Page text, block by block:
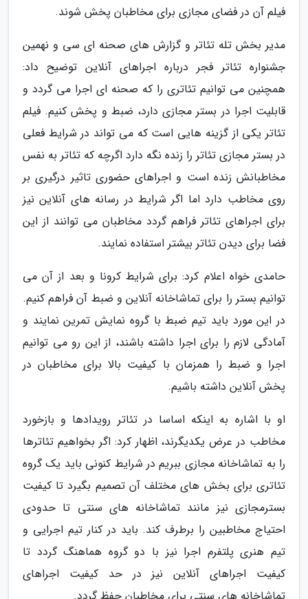
فیلم آن در فضای مجازی برای مخاطبان پخش شوند.
مدیر بخش تله تئاتر و گزارش های صحنه ای سی و نهمین
جشنواره تئاتر فجر درباره اجراهای آنلاین توضیح داد:
همچنین می توانیم تئاتری را که صحنه ای اجرا می گردد و
قابلیت اجرا در بستر مجازی دارد، ضبط و پخش کنیم. فیلم
تئاتر یکی از گزینه هایی است که می تواند در شرایط فعلی
در بستر مجازی تئاتر را زنده نگه دارد اگرچه که تئاتر به نفس
مخاطبانش زنده است و اجراهای حضوری تاثیر درگیری بر
روی مخاطب دارد اما اگر شرایط در رسانه های آنلاین نیز
برای اجراهای تئاتر فراهم گردد مخاطبان می توانند از این
فضا برای دیدن تئاتر بیشتر استفاده نمایند.
حامدی خواه اعلام کرد: برای شرایط کرونا و بعد از آن می
توانیم بستر را برای تماشاخانه آنلاین و ضبط آن فراهم کنیم.
در این مورد باید تیم ضبط با گروه نمایش تمرین نمایند و
آمادگی لازم را برای اجرا داشته باشند، از این رو می توانیم
اجرا و ضبط را همزمان با کیفیت بالا برای مخاطبان در
پخش آنلاین داشته باشیم.
او با اشاره به اینکه اساسا در تئاتر رویدادها و بازخورد
مخاطب در عرض یکدیگرند، اظهار کرد: اگر بخواهیم تئاترها
را به تماشاخانه مجازی ببریم در شرایط کنونی باید یک گروه
تئاتری برای بخش های مختلف آن تصمیم بگیرد تا کیفیت
بسترمجازی نیز مانند تماشاخانه های سنتی تا حدودی
احتیاج مخاطبین را برطرف کند. باید در کنار تیم اجرایی و
تیم هنری پلتفرم اجرا نیز با دو گروه هماهنگ گردد تا
کیفیت اجراهای آنلاین نیز در حد کیفیت اجراهای